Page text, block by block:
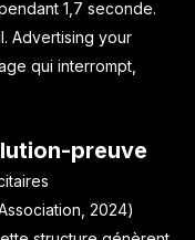
1,7 seconde.
Advertising your
qui interrompt,
preuve
2024)